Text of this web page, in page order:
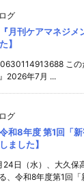
グ
『月刊ケアマネジ
】
この
2026年7月 ...
グ
令和8年度 第1回「
ました】
24日（水）、大久保
、令和8年度第1回「